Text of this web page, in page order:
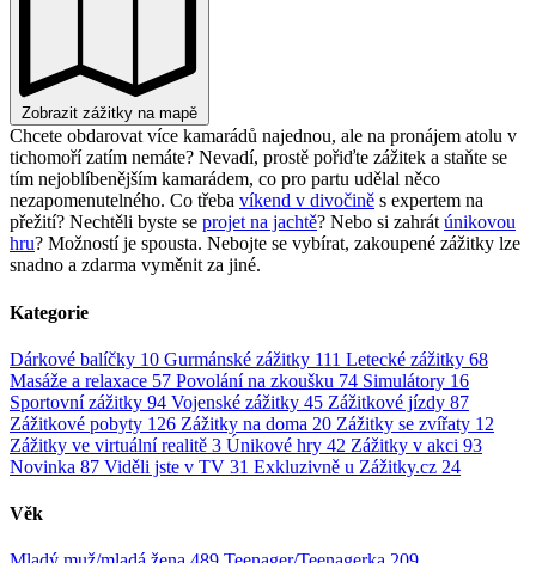
Zobrazit zážitky na mapě
Chcete obdarovat více kamarádů najednou, ale na pronájem atolu v
tichomoří zatím nemáte? Nevadí, prostě pořiďte zážitek a staňte se
tím nejoblíbenějším kamarádem, co pro partu udělal něco
nezapomenutelného. Co třeba víkend v divočině s expertem na
přežití? Nechtěli byste se projet na jachtě? Nebo si zahrát únikovou
hru? Možností je spousta. Nebojte se vybírat, zakoupené zážitky lze
snadno a zdarma vyměnit za jiné.
Kategorie
Dárkové balíčky 10 Gurmánské zážitky 111 Letecké zážitky 68
Masáže a relaxace 57 Povolání na zkoušku 74 Simulátory 16
Sportovní zážitky 94 Vojenské zážitky 45 Zážitkové jízdy 87
Zážitkové pobyty 126 Zážitky na doma 20 Zážitky se zvířaty 12
Zážitky ve virtuální realitě 3 Únikové hry 42 Zážitky v akci 93
Novinka 87 Viděli jste v TV 31 Exkluzivně u Zážitky.cz 24
Věk